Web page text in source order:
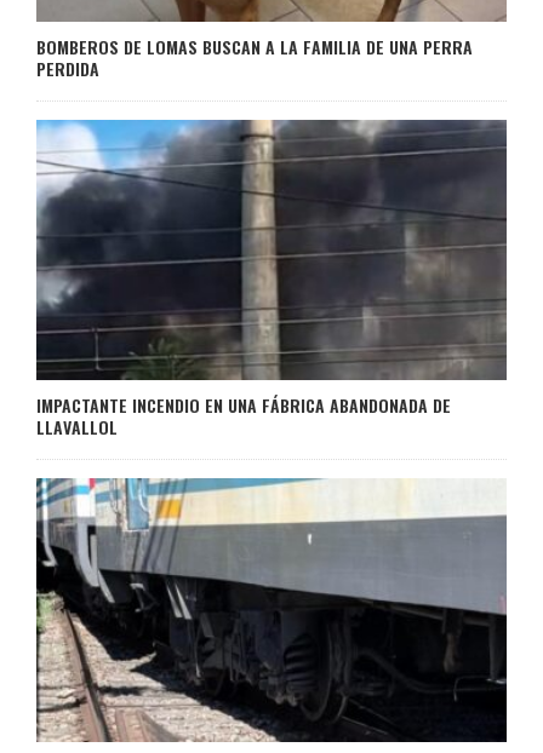
BOMBEROS DE LOMAS BUSCAN A LA FAMILIA DE UNA PERRA
PERDIDA
IMPACTANTE INCENDIO EN UNA FÁBRICA ABANDONADA DE
LLAVALLOL